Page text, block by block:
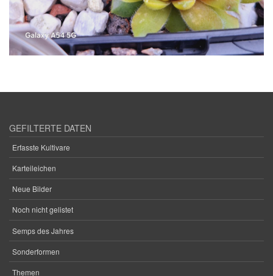
GEFILTERTE DATEN
Erfasste Kultivare
Karteileichen
Neue Bilder
Noch nicht gelistet
Semps des Jahres
Sonderformen
Themen